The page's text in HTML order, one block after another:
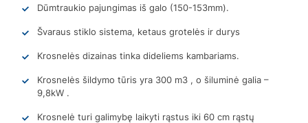
Dūmtraukio pajungimas iš galo (150-153mm).
Švaraus stiklo sistema, ketaus grotelės ir durys
Krosnelės dizainas tinka dideliems kambariams.
Krosnelės šildymo tūris yra 300 m3 , o šiluminė galia –
9,8kW .
Krosnelė turi galimybę laikyti rąstus iki 60 cm rąstų